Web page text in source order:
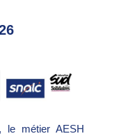
le métier AESH